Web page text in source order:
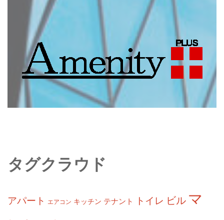
タグクラウド
アパート エアコン キッチン テナント トイレ ビル マ